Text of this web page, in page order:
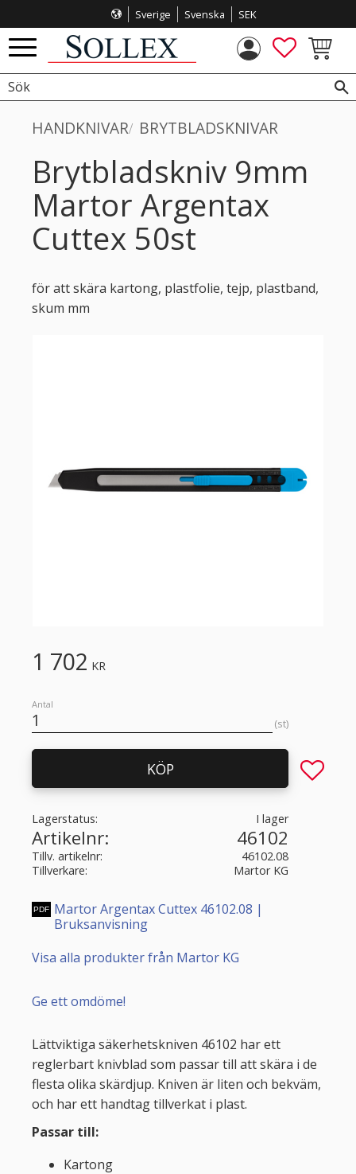
Meny
Sverige Svenska SEK
FAVORITER
HANDKNIVAR BRYTBLADSKNIVAR
Brytbladskniv 9mm
Martor Argentax
Cuttex 50st
för att skära kartong, plastfolie, tejp, plastband,
skum mm
1 702 KR
Antal
st
KÖP Lägg till
Lagerstatus I lager
Artikelnr 46102
Tillv. artikelnr
46102.08
Tillverkare
Martor KG
Martor Argentax Cuttex 46102.08 |
Bruksanvisning
Visa alla produkter från Martor KG
Ge ett omdöme!
Lättviktiga säkerhetskniven 46102 har ett
reglerbart knivblad som passar till att skära i de
flesta olika skärdjup. Kniven är liten och bekväm,
och har ett handtag tillverkat i plast.
Passar till:
Kartong